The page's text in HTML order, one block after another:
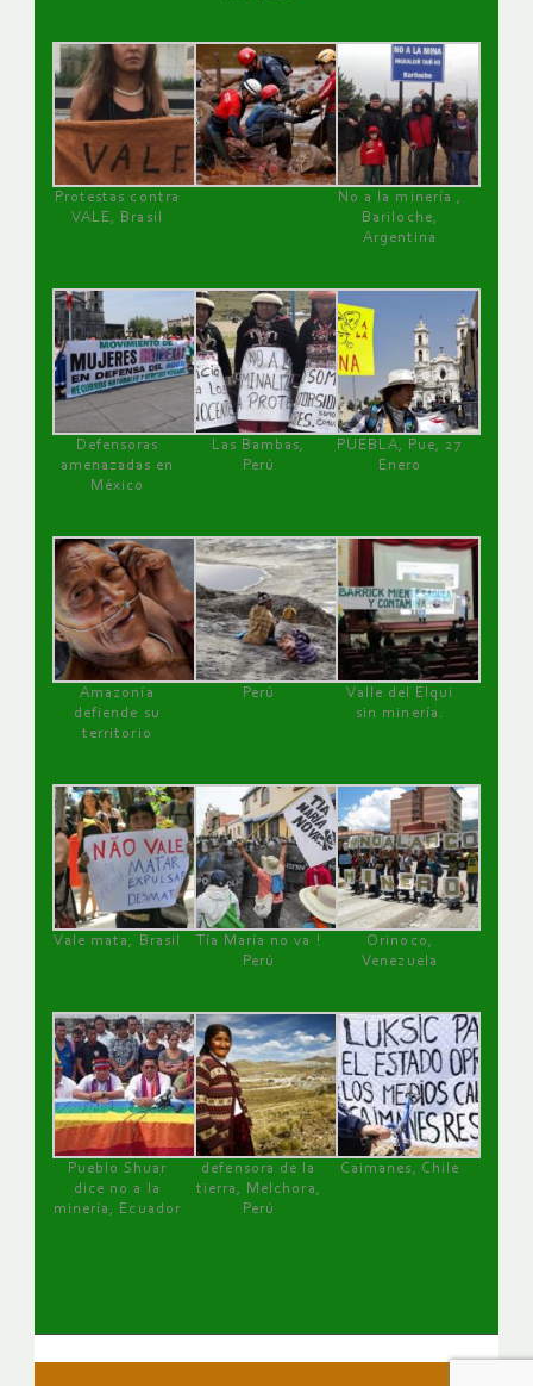
Protestas contra
VALE, Brasil
No a la minería ,
Bariloche,
Argentina
Defensoras
amenazadas en
México
Las Bambas,
Perú
PUEBLA, Pue, 27
Enero
Amazonía
defiende su
territorio
Perú
Valle del Elqui
sin minería.
Vale mata, Brasil
Tía María no va !
Perú
Orinoco,
Venezuela
Pueblo Shuar
dice no a la
minería, Ecuador
defensora de la
tierra, Melchora,
Perú
Caimanes, Chile